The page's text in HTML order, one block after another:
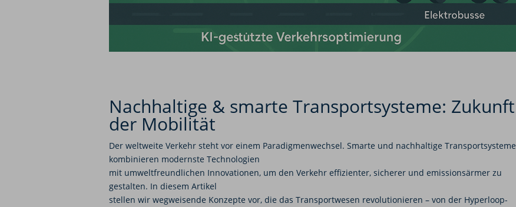
Nachhaltige & smarte Transportsysteme: Zukunft
der Mobilität
Der weltweite Verkehr steht vor einem Paradigmenwechsel. Smarte und nachhaltige Transportsysteme
kombinieren modernste Technologien
mit umweltfreundlichen Innovationen, um den Verkehr effizienter, sicherer und emissionsärmer zu
gestalten. In diesem Artikel
stellen wir wegweisende Konzepte vor, die das Transportwesen revolutionieren – von der Hyperloop-